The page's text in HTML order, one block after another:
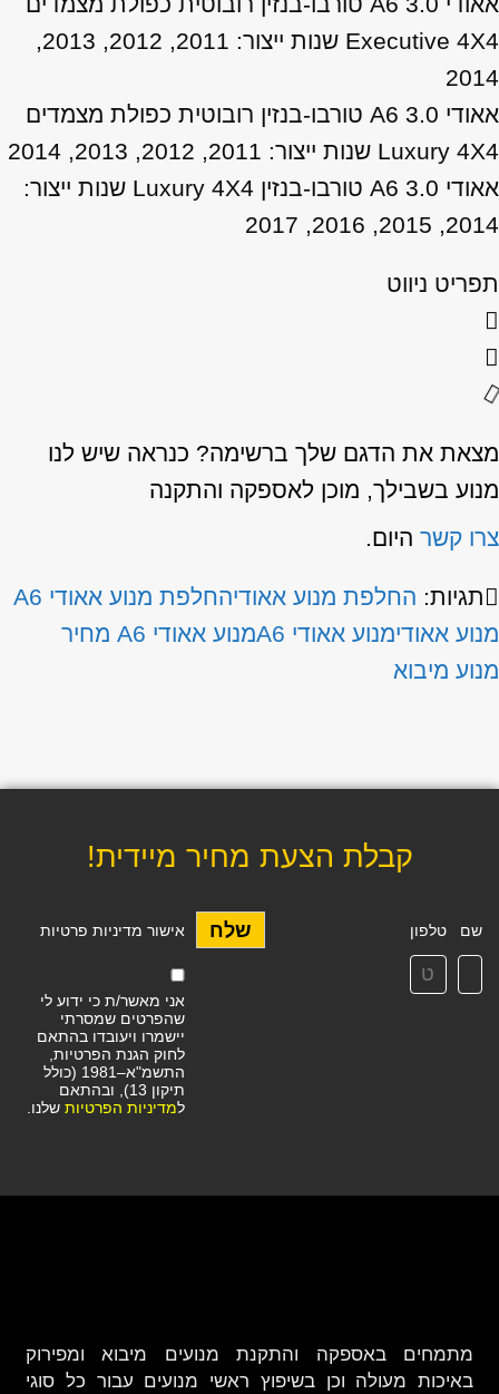
Executive 4X4 שנות ייצור: 2011, 2012, 2013,
2014
אאודי A6 3.0 טורבו-בנזין רובוטית כפולת מצמדים
Luxury 4X4 שנות ייצור: 2011, 2012, 2013, 2014
אאודי A6 3.0 טורבו-בנזין Luxury 4X4 שנות ייצור:
2014, 2015, 2016, 2017
תפריט ניווט
מצאת את הדגם שלך ברשימה? כנראה שיש לנו
מנוע בשבילך, מוכן לאספקה והתקנה
צרו קשר היום.
תגיות: החלפת מנוע אאודיהחלפת מנוע אאודי A6
מנוע אאודימנוע אאודי A6
מנוע אאודי A6 מחיר
מנוע מיבוא
קבלת הצעת מחיר מיידית!
שם טלפון אישור מדיניות פרטיות
אני מאשר/ת כי ידוע לי
שהפרטים שמסרתי
יישמרו ויעובדו בהתאם
לחוק הגנת הפרטיות,
התשמ"א–1981 (כולל
תיקון 13), ובהתאם
למדיניות הפרטיות שלנו.
שלח
מתמחים באספקה והתקנת מנועים מיבוא ומפירוק
באיכות מעולה וכן בשיפוץ ראשי מנועים עבור כל סוגי